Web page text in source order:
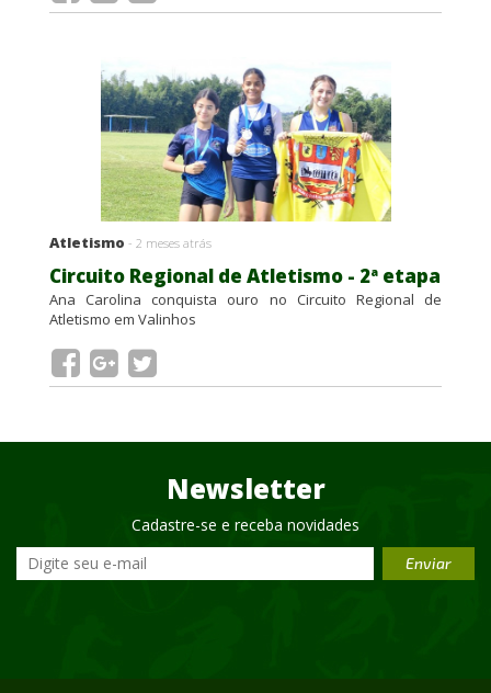
Atletismo - 2 meses atrás
Circuito Regional de Atletismo - 2ª etapa
Ana Carolina conquista ouro no Circuito Regional de
Atletismo em Valinhos
Newsletter
Cadastre-se e receba novidades
Enviar